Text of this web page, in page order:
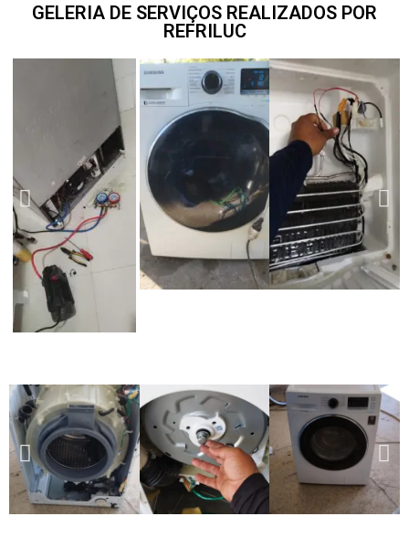
GELERIA DE SERVIÇOS REALIZADOS POR
REFRILUC